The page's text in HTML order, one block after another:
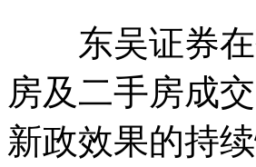
东吴证券在
房及二手房成
新政效果的持